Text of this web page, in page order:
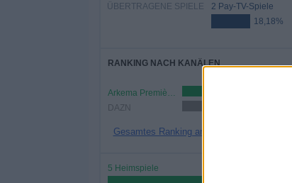
ÜBERTRAGENE SPIELE
2 Pay-TV-Spiele
18,18%
RANKING NACH KANÄLEN
Arkema Première Ligue YouTube
DAZN
Gesamtes Ranking anzeigen
5 Heimspiele